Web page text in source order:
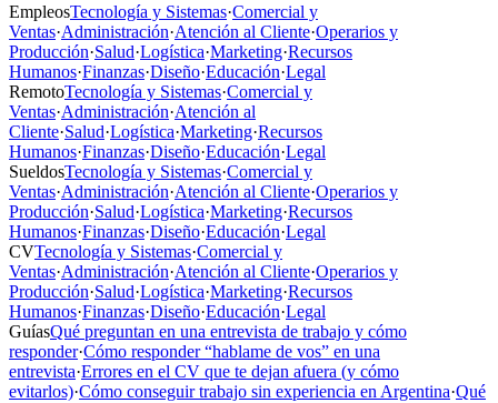
EmpleosTecnología y Sistemas·Comercial y
Ventas·Administración·Atención al Cliente·Operarios y
Producción·Salud·Logística·Marketing·Recursos
Humanos·Finanzas·Diseño·Educación·Legal
RemotoTecnología y Sistemas·Comercial y
Ventas·Administración·Atención al
Cliente·Salud·Logística·Marketing·Recursos
Humanos·Finanzas·Diseño·Educación·Legal
SueldosTecnología y Sistemas·Comercial y
Ventas·Administración·Atención al Cliente·Operarios y
Producción·Salud·Logística·Marketing·Recursos
Humanos·Finanzas·Diseño·Educación·Legal
CVTecnología y Sistemas·Comercial y
Ventas·Administración·Atención al Cliente·Operarios y
Producción·Salud·Logística·Marketing·Recursos
Humanos·Finanzas·Diseño·Educación·Legal
GuíasQué preguntan en una entrevista de trabajo y cómo
responder·Cómo responder “hablame de vos” en una
entrevista·Errores en el CV que te dejan afuera (y cómo
evitarlos)·Cómo conseguir trabajo sin experiencia en Argentina·Qué